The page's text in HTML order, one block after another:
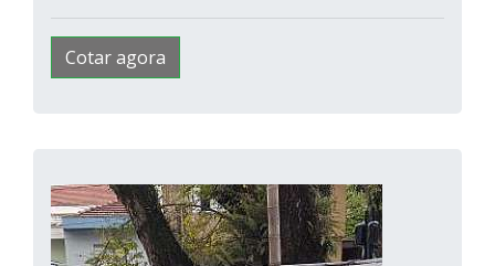
Cotar agora